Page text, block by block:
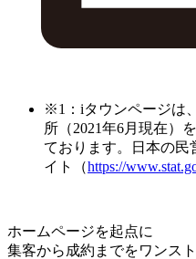
※1：iタウンページは
所（2021年6月現在）
ております。日本の民
イト（https://
ホームページを起点に
集客から成約までをワンス